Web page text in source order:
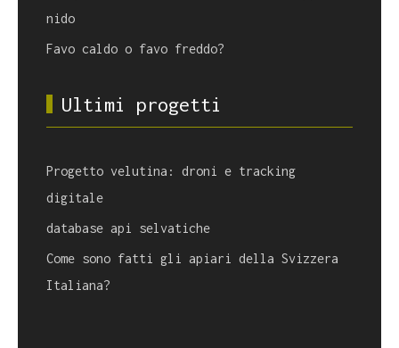
nido
Favo caldo o favo freddo?
Ultimi progetti
Progetto velutina: droni e tracking
digitale
database api selvatiche
Come sono fatti gli apiari della Svizzera
Italiana?